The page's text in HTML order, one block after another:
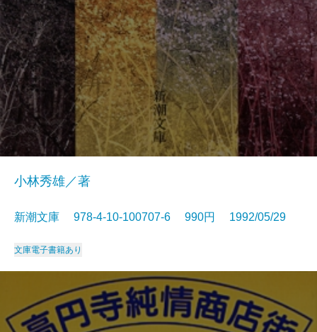
小林秀雄／著
新潮文庫 978-4-10-100707-6 990円 1992/05/29
文庫電子書籍あり